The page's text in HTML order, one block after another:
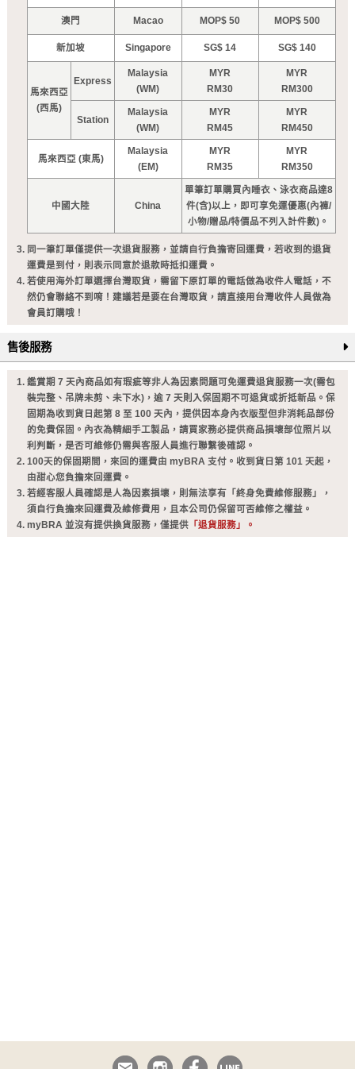
澳門 Macao MOP$ 50 MOP$ 500
新加坡 Singapore SG$ 14 SG$ 140
馬來西亞
(西馬)
Express
Malaysia
(WM)
MYR
RM30
MYR
RM300
Station
Malaysia
(WM)
MYR
RM45
MYR
RM450
馬來西亞 (東馬)
Malaysia
(EM)
MYR
RM35
MYR
RM350
中國大陸 China
單筆訂單購買內睡衣、泳衣商品達8
件(含)以上，即可享免運優惠(內褲/
小物/贈品/特價品不列入計件數)。
同一筆訂單僅提供一次退貨服務，並請自行負擔寄回運費，若收到的退貨
運費是到付，則表示同意於退款時抵扣運費。
若使用海外訂單選擇台灣取貨，需留下原訂單的電話做為收件人電話，不
然仍會聯絡不到唷！建議若是要在台灣取貨，請直接用台灣收件人員做為
會員訂購哦！
售後服務
鑑賞期 7 天內商品如有瑕疵等非人為因素問題可免運費退貨服務一次(需包
裝完整、吊牌未剪、未下水)，逾 7 天則入保固期不可退貨或折抵新品。保
固期為收到貨日起第 8 至 100 天內，提供因本身內衣版型但非消耗品部份
的免費保固。內衣為精細手工製品，請買家務必提供商品損壞部位照片以
利判斷，是否可維修仍需與客服人員進行聯繫後確認。
100天的保固期間，來回的運費由 myBRA 支付。收到貨日第 101 天起，
由甜心您負擔來回運費。
若經客服人員確認是人為因素損壞，則無法享有「終身免費維修服務」，
須自行負擔來回運費及維修費用，且本公司仍保留可否維修之權益。
myBRA 並沒有提供換貨服務，僅提供「退貨服務」。